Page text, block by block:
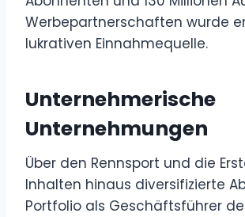
Werbepartnerschaften wurde
lukrativen Einnahmequelle.
Unternehmerische
Unternehmungen
Über den Rennsport und die
Inhalten hinaus diversifizierte
Portfolio als Geschäftsführer